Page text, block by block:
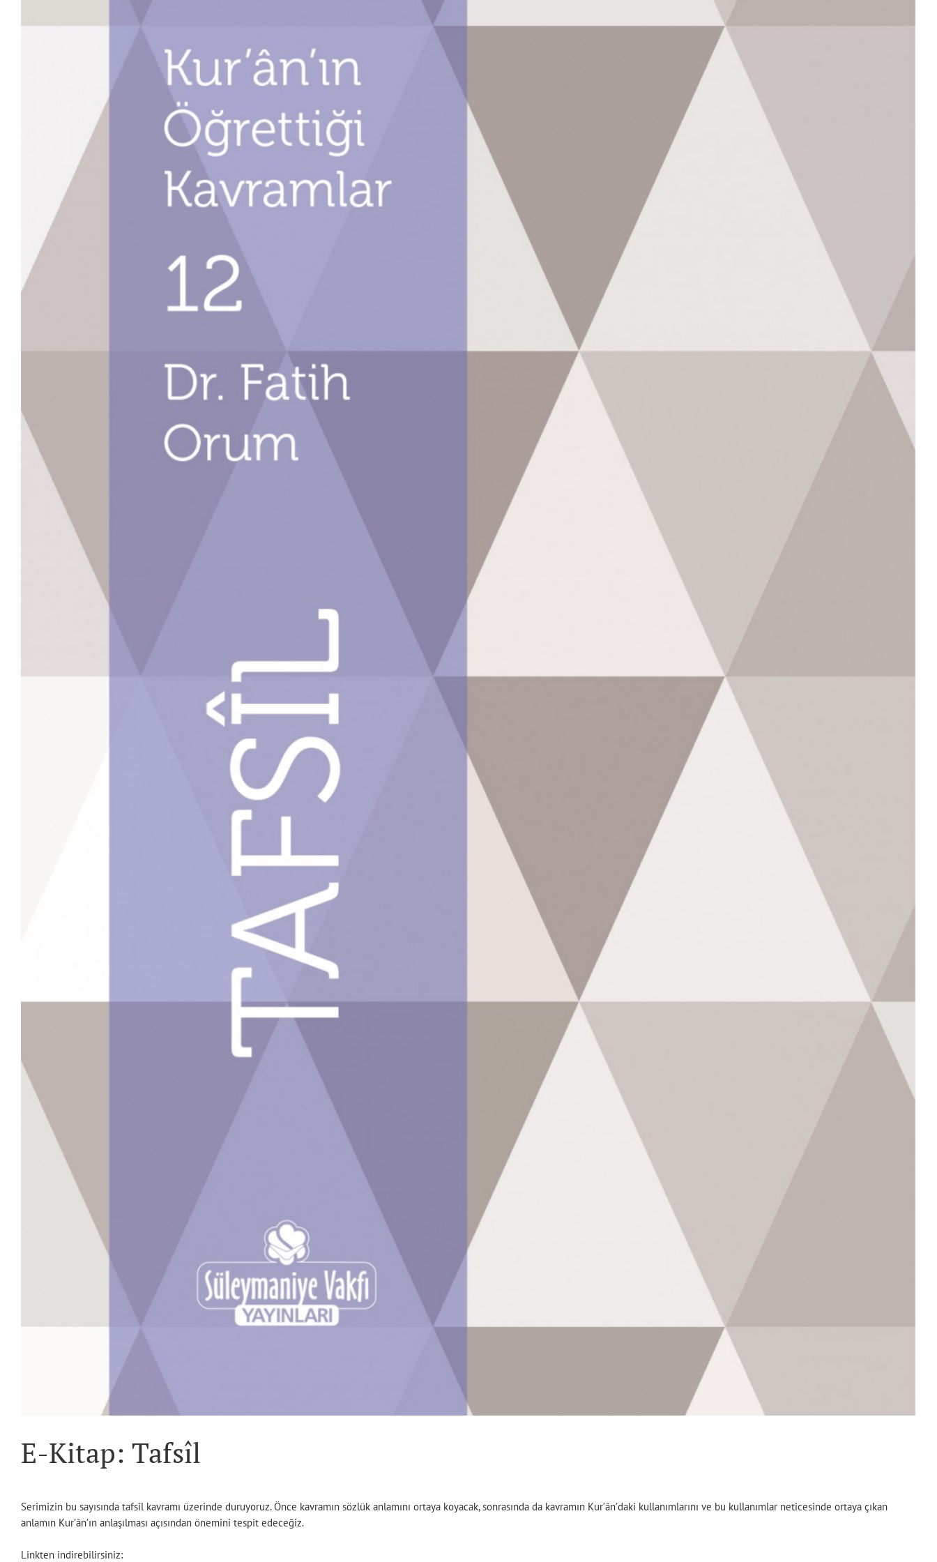
E-Kitap: Tafsîl
Serimizin bu sayısında tafsîl kavramı üzerinde duruyoruz. Önce kavramın sözlük anlamını ortaya koyacak, sonrasında da kavramın Kur’ân’daki kullanımlarını ve bu kullanımlar neticesinde ortaya çıkan
anlamın Kur’ân’ın anlaşılması açısından önemini tespit edeceğiz.
Linkten indirebilirsiniz: